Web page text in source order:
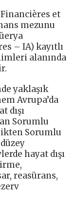
Financières et
mezunu
– IA) kayıtlı
alanında
yaklaşık
Avrupa’da
dışı
Sorumlu
Sorumlu
hayat dışı
reasürans,